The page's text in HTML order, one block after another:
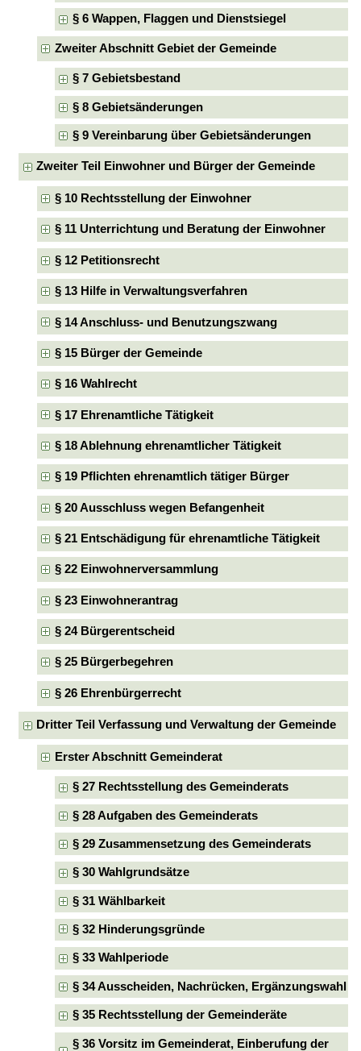
§ 6 Wappen, Flaggen und Dienstsiegel
Zweiter Abschnitt Gebiet der Gemeinde
§ 7 Gebietsbestand
§ 8 Gebietsänderungen
§ 9 Vereinbarung über Gebietsänderungen
Zweiter Teil Einwohner und Bürger der Gemeinde
§ 10 Rechtsstellung der Einwohner
§ 11 Unterrichtung und Beratung der Einwohner
§ 12 Petitionsrecht
§ 13 Hilfe in Verwaltungsverfahren
§ 14 Anschluss- und Benutzungszwang
§ 15 Bürger der Gemeinde
§ 16 Wahlrecht
§ 17 Ehrenamtliche Tätigkeit
§ 18 Ablehnung ehrenamtlicher Tätigkeit
§ 19 Pflichten ehrenamtlich tätiger Bürger
§ 20 Ausschluss wegen Befangenheit
§ 21 Entschädigung für ehrenamtliche Tätigkeit
§ 22 Einwohnerversammlung
§ 23 Einwohnerantrag
§ 24 Bürgerentscheid
§ 25 Bürgerbegehren
§ 26 Ehrenbürgerrecht
Dritter Teil Verfassung und Verwaltung der Gemeinde
Erster Abschnitt Gemeinderat
§ 27 Rechtsstellung des Gemeinderats
§ 28 Aufgaben des Gemeinderats
§ 29 Zusammensetzung des Gemeinderats
§ 30 Wahlgrundsätze
§ 31 Wählbarkeit
§ 32 Hinderungsgründe
§ 33 Wahlperiode
§ 34 Ausscheiden, Nachrücken, Ergänzungswahl
§ 35 Rechtsstellung der Gemeinderäte
§ 36 Vorsitz im Gemeinderat, Einberufung der